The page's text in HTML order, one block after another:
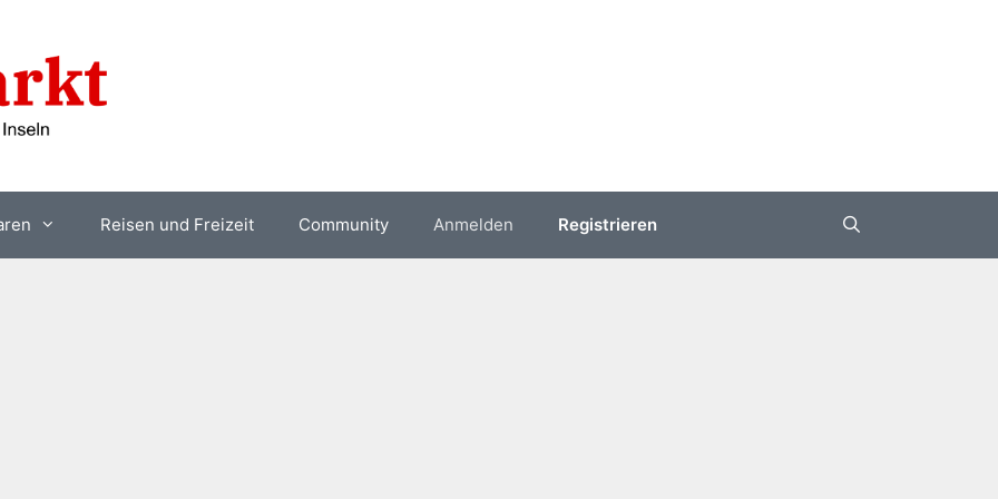
Reisen und Freizeit Community Anmelden Registrieren